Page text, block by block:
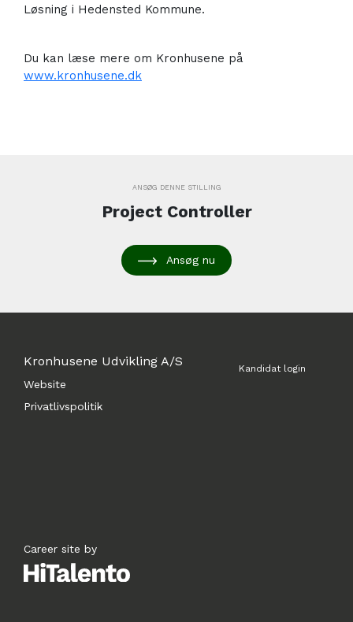
Løsning i Hedensted Kommune.
Du kan læse mere om Kronhusene på
www.kronhusene.dk
ANSØG DENNE STILLING
Project Controller
Ansøg nu
Kandidat login
Kronhusene Udvikling A/S
Website
Privatlivspolitik
Career site by